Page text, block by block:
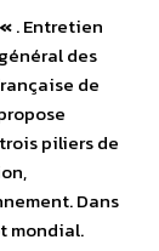
. Entretien
des
de
piliers de
Dans
mondial.